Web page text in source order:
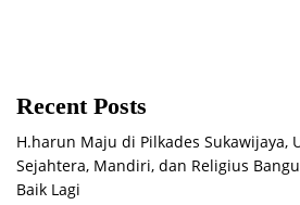
Recent Posts
H.harun Maju di Pilkades Sukawijaya,
Sejahtera, Mandiri, dan Religius
Baik Lagi